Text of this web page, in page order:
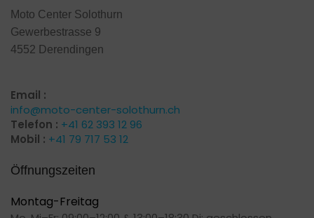
Moto Center Solothurn
Gewerbestrasse 9
4552 Derendingen
Email :
info@moto-center-solothurn.ch
Telefon : +41 62 393 12 96
Mobil : +41 79 717 53 12
Öffnungszeiten
Montag-Freitag